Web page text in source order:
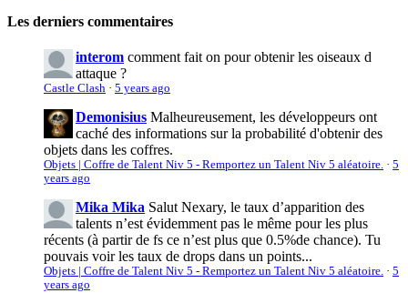
Les derniers commentaires
interom comment fait on pour obtenir les oiseaux d
attaque ?
Castle Clash · 5 years ago
Demonisius Malheureusement, les développeurs ont
caché des informations sur la probabilité d'obtenir des
objets dans les coffres.
Objets | Coffre de Talent Niv 5 - Remportez un Talent Niv 5 aléatoire. · 5
years ago
Mika Mika Salut Nexary, le taux d’apparition des
talents n’est évidemment pas le même pour les plus
récents (à partir de fs ce n’est plus que 0.5%de chance). Tu
pouvais voir les taux de drops dans un points...
Objets | Coffre de Talent Niv 5 - Remportez un Talent Niv 5 aléatoire. · 5
years ago